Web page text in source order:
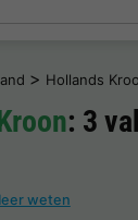
> Hollands
: 3
weten